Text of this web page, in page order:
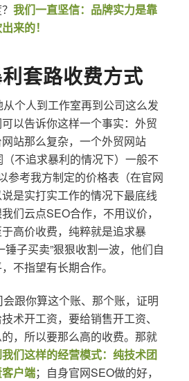
我们一直坚信：品牌实力是靠
来的！
套路收费方式
个人到工作室再到公司这么发
以告诉你这样一个事实：外贸
站那么复杂，一个外贸网站
不追求暴利的情况下）一般不
参考我方制定的价格表（在官网
是实打实工作的情况下最底线
们云点SEO合作，不用议价，
高价收费，纯粹就是追求暴
锤子买卖”狠狠收割一波，他们自
不指望有长期合作。
跟你算这个账、那个账，证明
术开工资，要给销售开工资、
，所以要那么高的收费。那就
们这样的经营模式：纯技术团
户端；自身官网SEO做的好，